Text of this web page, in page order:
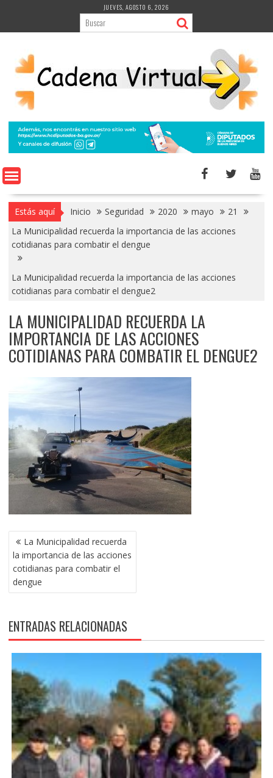
contenido
JUEVES, AGOSTO 6, 2026
Estás aquí Inicio Seguridad 2020 mayo
21
La Municipalidad recuerda la importancia de las acciones
cotidianas para combatir el dengue
La Municipalidad recuerda la importancia de las acciones
cotidianas para combatir el dengue2
LA MUNICIPALIDAD RECUERDA LA
IMPORTANCIA DE LAS ACCIONES
COTIDIANAS PARA COMBATIR EL DENGUE2
NAVEGACIÓN
DE
ENTRADAS
La Municipalidad recuerda
la importancia de las acciones
cotidianas para combatir el
dengue
ENTRADAS RELACIONADAS